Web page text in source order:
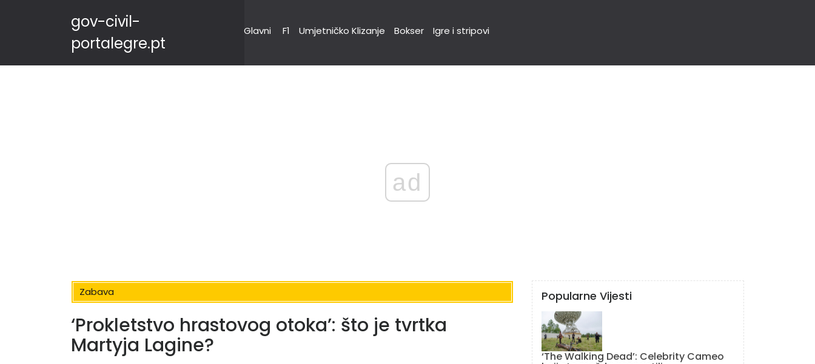
gov-civil-
portalegre.pt
Glavni F1 Umjetničko Klizanje Bokser Igre i stripovi
ad
Zabava
‘Prokletstvo hrastovog otoka’: što je tvrtka
Martyja Lagine?
Popularne Vijesti
‘The Walking Dead’: Celebrity Cameo